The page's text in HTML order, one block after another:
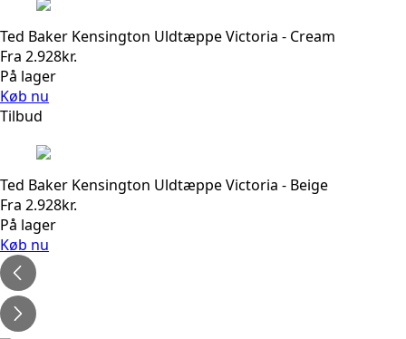
Ted Baker Kensington Uldtæppe Victoria - Cream
Fra 2.928kr.
På lager
Køb nu
Tilbud
Ted Baker Kensington Uldtæppe Victoria - Beige
Fra 2.928kr.
På lager
Køb nu